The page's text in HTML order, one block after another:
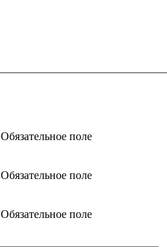
Обязательное поле
Обязательное поле
Обязательное поле